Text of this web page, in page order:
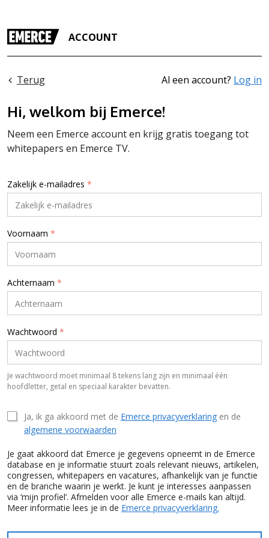
ACCOUNT
Terug Al een account? Log in
Hi, welkom bij Emerce!
Neem een Emerce account en krijg gratis toegang tot
whitepapers en Emerce TV.
Zakelijk e-mailadres *
Voornaam *
Achternaam *
Wachtwoord *
Je wachtwoord moet minimaal 8 tekens lang zijn en minimaal één
hoofdletter, getal en speciaal karakter bevatten.
Ja, ik ga akkoord met de Emerce privacyverklaring en de
algemene voorwaarden
Je gaat akkoord dat Emerce je gegevens opneemt in de Emerce
database en je informatie stuurt zoals relevant nieuws, artikelen,
congressen, whitepapers en vacatures, afhankelijk van je functie
en de branche waarin je werkt. Je kunt je interesses aanpassen
via ‘mijn profiel’. Afmelden voor alle Emerce e-mails kan altijd.
Meer informatie lees je in de Emerce privacyverklaring.